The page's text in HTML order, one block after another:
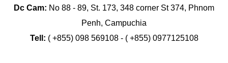
Dc Cam: No 88 - 89, St. 173, 348 corner St 374, Phnom
Penh, Campuchia
Tell: ( +855) 098 569108 - ( +855) 0977125108